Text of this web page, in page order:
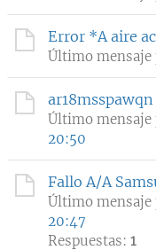
Error *A aire
Último mensaje
Último mensaje
20:50
Fallo A/A
Último mensaje
20:47
Respuestas: 1